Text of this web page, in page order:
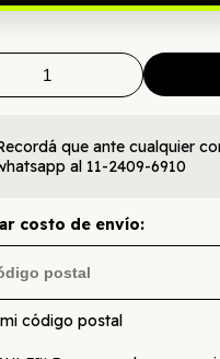
que ante cualquier
al 11-2409-6910
costo de envío:
código postal